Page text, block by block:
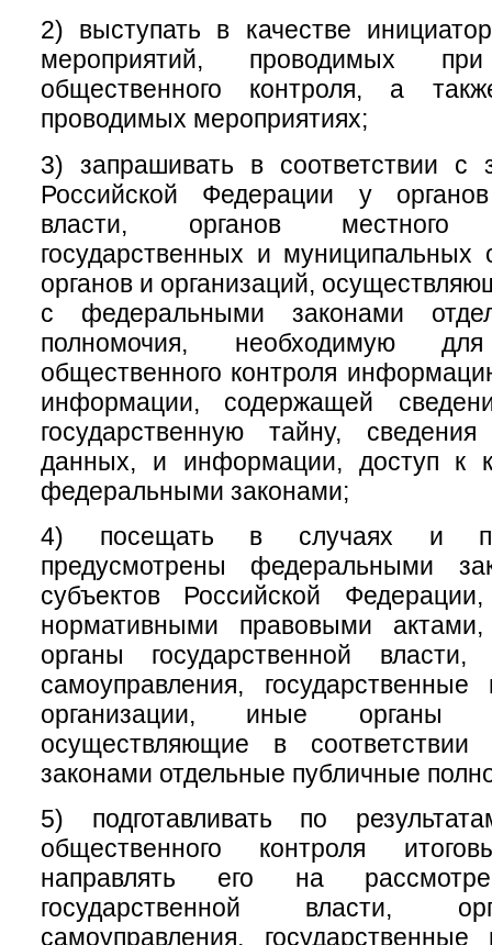
2) выступать в качестве
мероприятий, проводимых при
общественного контроля, а
проводимых мероприятиях;
3) запрашивать в соответствии с
Российской Федерации у органов
власти, органов местного
государственных и муниципальных
органов и организаций,
с федеральными законами
полномочия, необходимую для
общественного контроля
информации, содержащей
государственную тайну,
данных, и информации, доступ к
федеральными законами;
4) посещать в случаях и
предусмотрены федеральными
субъектов Российской
нормативными правовыми актами,
органы государственной
самоуправления,
организации, иные органы
осуществляющие в
законами отдельные публичные
5) подготавливать по
общественного контроля
направлять его на
государственной власти,
самоуправления,